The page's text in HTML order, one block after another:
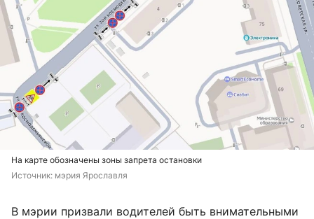
На карте обозначены зоны запрета остановки
Источник: мэрия Ярославля
В мэрии призвали водителей быть внимательными